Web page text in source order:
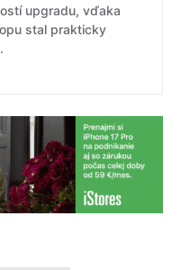
upgradu, vďaka
stal prakticky